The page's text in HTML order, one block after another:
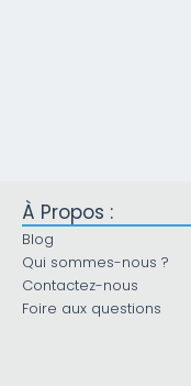
À Propos :
Blog
Qui sommes-nous ?
Contactez-nous
Foire aux questions